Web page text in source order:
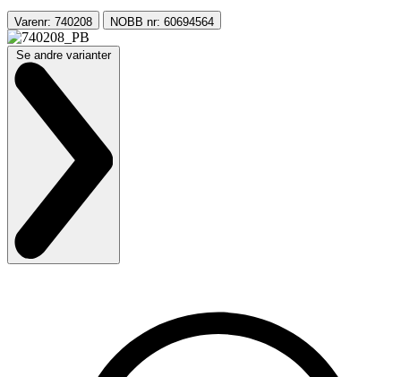
Varenr: 740208 NOBB nr: 60694564
Se andre varianter